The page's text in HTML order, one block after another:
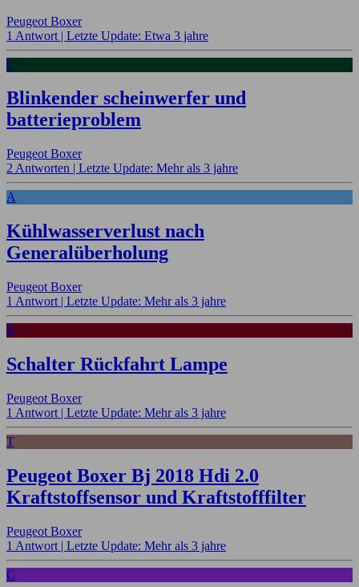
Peugeot Boxer
1 Antwort | Letzte Update: Etwa 3 jahre
L
Blinkender scheinwerfer und
batterieproblem
Peugeot Boxer
2 Antworten | Letzte Update: Mehr als 3 jahre
A
Kühlwasserverlust nach
Generalüberholung
Peugeot Boxer
1 Antwort | Letzte Update: Mehr als 3 jahre
R
Schalter Rückfahrt Lampe
Peugeot Boxer
1 Antwort | Letzte Update: Mehr als 3 jahre
T
Peugeot Boxer Bj 2018 Hdi 2.0
Kraftstoffsensor und Kraftstofffilter
Peugeot Boxer
1 Antwort | Letzte Update: Mehr als 3 jahre
C